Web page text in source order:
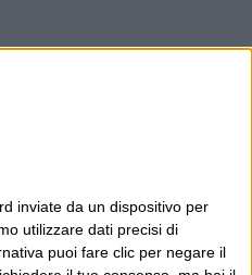
inviate da un dispositivo per
utilizzare dati precisi di
puoi fare clic per negare il